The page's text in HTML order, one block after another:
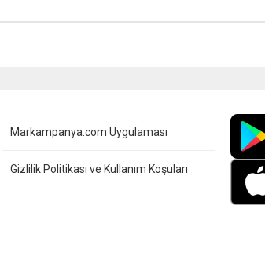
Markampanya.com Uygulaması
Gizlilik Politikası ve Kullanım Koşuları